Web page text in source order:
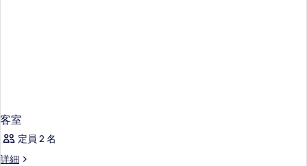
客室
定員 2 名
詳細
客